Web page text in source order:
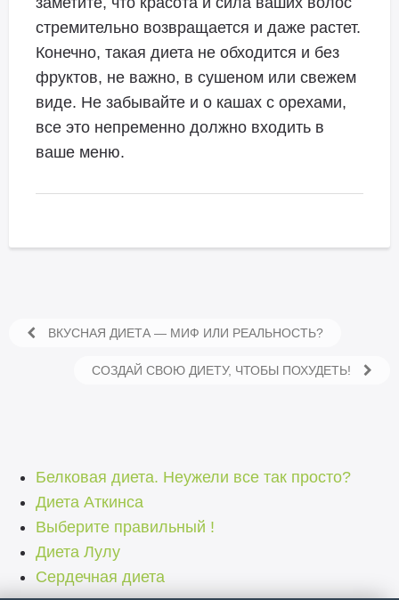
стремительно возвращается и даже растет.
Конечно, такая диета не обходится и без
фруктов, не важно, в сушеном или свежем
виде. Не забывайте и о кашах с орехами,
все это непременно должно входить в
ваше меню.
ВКУСНАЯ ДИЕТА — МИФ ИЛИ РЕАЛЬНОСТЬ?
СОЗДАЙ СВОЮ ДИЕТУ, ЧТОБЫ ПОХУДЕТЬ!
Белковая диета. Неужели все так просто?
Диета Аткинса
Выберите правильный !
Диета Лулу
Сердечная диета